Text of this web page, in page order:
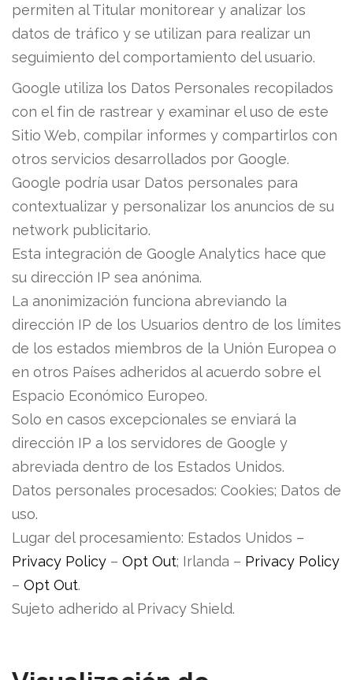
permiten al Titular monitorear y analizar los
datos de tráfico y se utilizan para realizar un
seguimiento del comportamiento del usuario.
Google utiliza los Datos Personales recopilados
con el fin de rastrear y examinar el uso de este
Sitio Web, compilar informes y compartirlos con
otros servicios desarrollados por Google.
Google podría usar Datos personales para
contextualizar y personalizar los anuncios de su
network publicitario.
Esta integración de Google Analytics hace que
su dirección IP sea anónima.
La anonimización funciona abreviando la
dirección IP de los Usuarios dentro de los límites
de los estados miembros de la Unión Europea o
en otros Países adheridos al acuerdo sobre el
Espacio Económico Europeo.
Solo en casos excepcionales se enviará la
dirección IP a los servidores de Google y
abreviada dentro de los Estados Unidos.
Datos personales procesados: Cookies; Datos de
uso.
Lugar del procesamiento: Estados Unidos –
Privacy Policy – Opt Out; Irlanda – Privacy Policy
– Opt Out.
Sujeto adherido al Privacy Shield.